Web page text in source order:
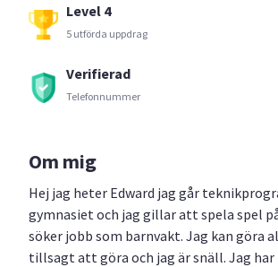
Level 4
5 utförda uppdrag
Verifierad
Telefonnummer
Om mig
Hej jag heter Edward jag går
gymnasiet och jag gillar att spela spel
söker jobb som barnvakt. Jag kan göra
tillsagt att göra och jag är snäll. Jag har